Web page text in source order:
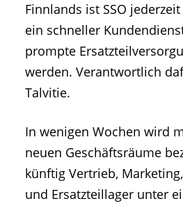
Finnlands ist SSO jederzeit
ein schneller
prompte
werden. Verantwortlich
Talvitie.
In wenigen Wochen wird
neuen Geschäftsräume
künftig Vertrieb,
und Ersatzteillager unter